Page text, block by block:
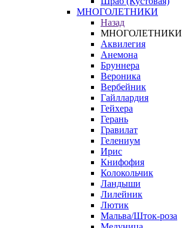
МНОГОЛЕТНИКИ
Назад
МНОГОЛЕТНИКИ
Аквилегия
Анемона
Бруннера
Вероника
Вербейник
Гайллардия
Гейхера
Герань
Гравилат
Гелениум
Ирис
Книфофия
Колокольчик
Ландыши
Лилейник
Лютик
Мальва/Шток-роза